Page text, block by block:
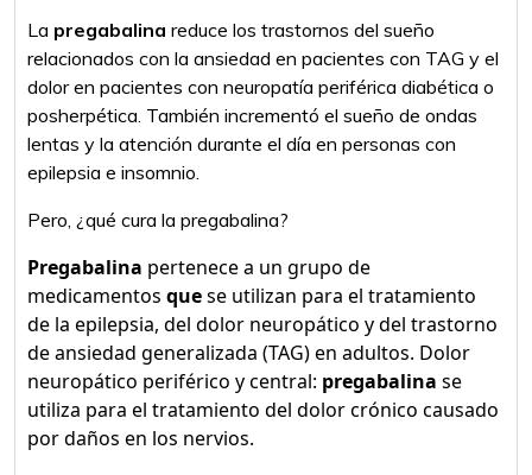
La pregabalina reduce los trastornos del sueño
relacionados con la ansiedad en pacientes con TAG y el
dolor en pacientes con neuropatía periférica diabética o
posherpética. También incrementó el sueño de ondas
lentas y la atención durante el día en personas con
epilepsia e insomnio.
Pero, ¿qué cura la pregabalina?
Pregabalina pertenece a un grupo de
medicamentos quese utilizan para el tratamiento
de la epilepsia, del dolor neuropático y del trastorno
de ansiedad generalizada (TAG) en adultos. Dolor
neuropático periférico y central: pregabalina se
utiliza para el tratamiento del dolor crónico causado
por daños en los nervios.